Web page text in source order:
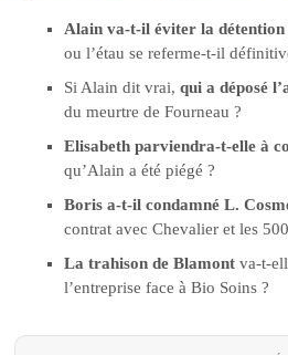
Alain va-t-il éviter la
ou l’étau se referme-t-il
Si Alain dit vrai,qui a déposé
du meurtre de Fourneau ?
Elisabeth parviendra-t-elle à
qu’Alain a été piégé ?
Boris a-t-il condamné L.
contrat avec Chevalier et les
La trahison de Blamont va-t-
l’entreprise face à Bio Soins ?